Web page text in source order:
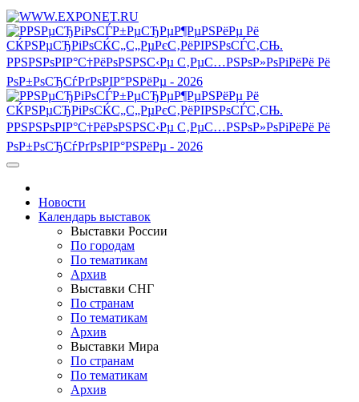
Новости
Календарь выставок
Выставки России
По городам
По тематикам
Архив
Выставки СНГ
По странам
По тематикам
Архив
Выставки Мира
По странам
По тематикам
Архив